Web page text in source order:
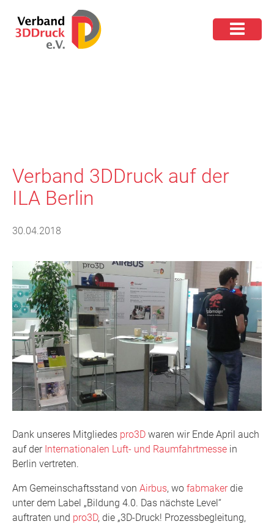
Verband 3DDruck auf der
ILA Berlin
30.04.2018
Dank unseres Mitgliedes pro3D waren wir Ende April auch
auf derInternationalen Luft- und Raumfahrtmesse in
Berlin vertreten.
Am Gemeinschaftsstand von Airbus, wo fabmakerdie
unter dem Label „Bildung 4.0. Das nächste Level“
auftraten und pro3D, die „3D-Druck! Prozessbegleitung,